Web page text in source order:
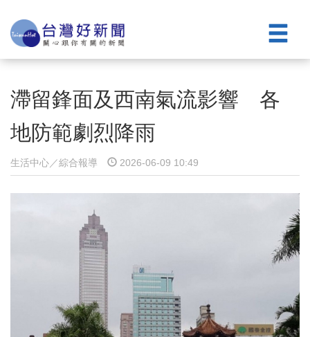
滯留鋒面及西南氣流影響 各
地防範劇烈降雨
生活中心／綜合報導 2026-06-09 10:49